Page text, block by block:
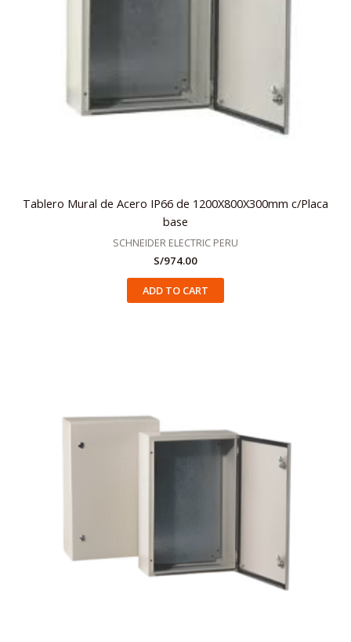
Tablero Mural de Acero IP66 de 1200X800X300mm c/Placa
base
SCHNEIDER ELECTRIC PERU
S/974.00
ADD TO CART